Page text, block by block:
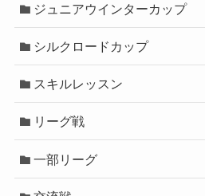
ジュニアウインターカップ
シルクロードカップ
スキルレッスン
リーグ戦
一部リーグ